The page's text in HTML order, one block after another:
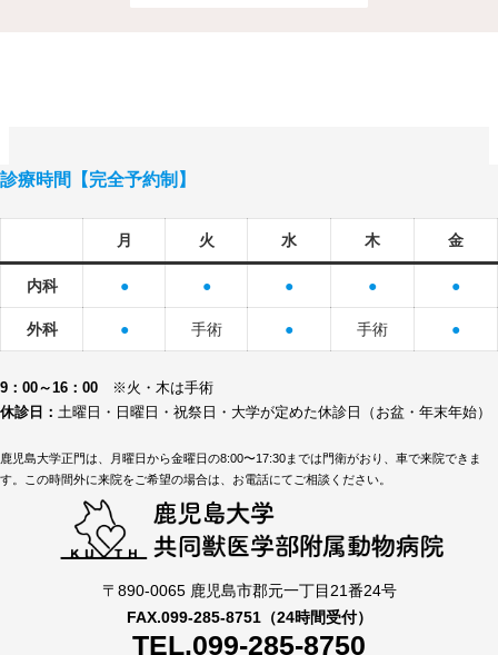
診療時間【完全予約制】
月 火 水 木 金
内科 ● ● ● ● ●
外科 ● 手術 ● 手術 ●
9：00～16：00 ※火・木は手術
休診日： 土曜日・日曜日・祝祭日・大学が定めた休診日（お盆・年末年始）
鹿児島大学正門は、月曜日から金曜日の8:00〜17:30までは門衛がおり、車で来院できま
す。この時間外に来院をご希望の場合は、お電話にてご相談ください。
〒890-0065 鹿児島市郡元一丁目21番24号
FAX.099-285-8751（24時間受付）
TEL.099-285-8750